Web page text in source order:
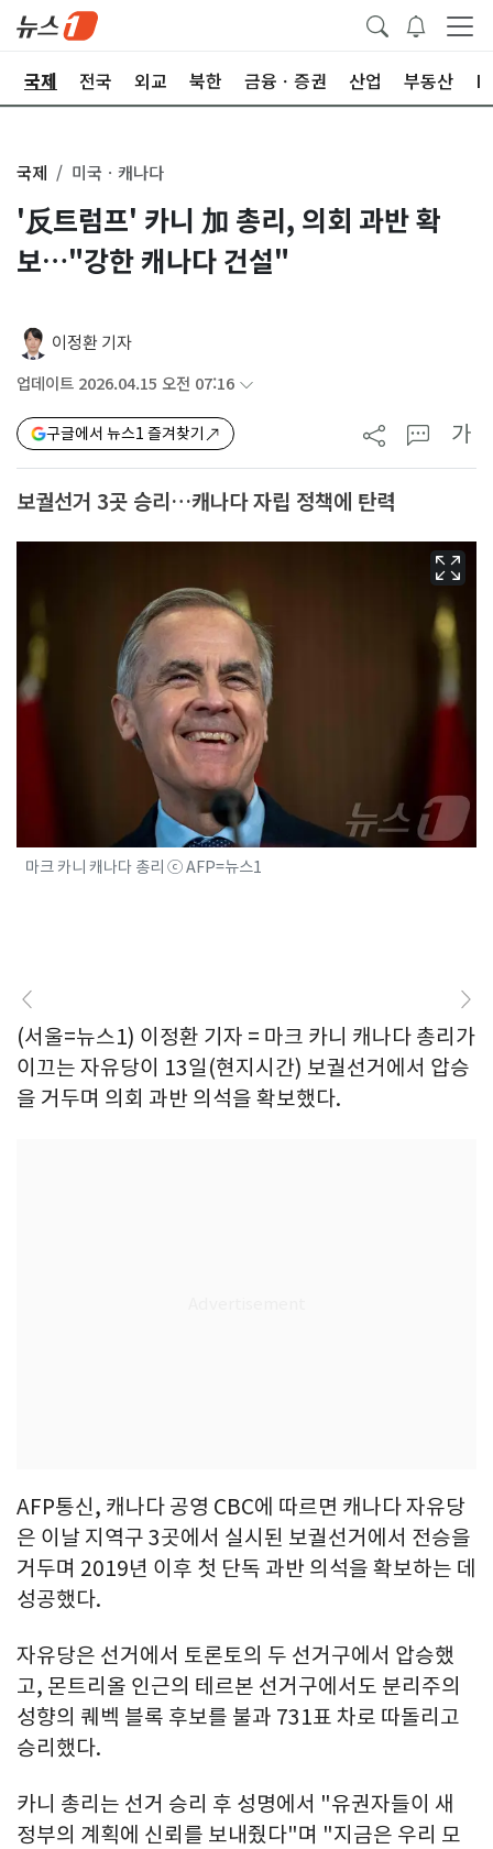
국제 전국 외교 북한 금융ㆍ증권 산업 부동산
국제 미국ㆍ캐나다
'反트럼프' 카니 加 총리, 의회 과반 확
보…"강한 캐나다 건설"
이정환 기자
업데이트 2026.04.15 오전 07:16
구글에서 뉴스1 즐겨찾기 가
보궐선거 3곳 승리…캐나다 자립 정책에 탄력
마크 카니 캐나다 총리 ⓒ AFP=뉴스1
(서울=뉴스1) 이정환 기자 = 마크 카니 캐나다 총리가
이끄는 자유당이 13일(현지시간) 보궐선거에서 압승
을 거두며 의회 과반 의석을 확보했다.
AFP통신, 캐나다 공영 CBC에 따르면 캐나다 자유당
은 이날 지역구 3곳에서 실시된 보궐선거에서 전승을
거두며 2019년 이후 첫 단독 과반 의석을 확보하는 데
성공했다.
자유당은 선거에서 토론토의 두 선거구에서 압승했
고, 몬트리올 인근의 테르본 선거구에서도 분리주의
성향의 퀘벡 블록 후보를 불과 731표 차로 따돌리고
승리했다.
카니 총리는 선거 승리 후 성명에서 "유권자들이 새
정부의 계획에 신뢰를 보내줬다"며 "지금은 우리 모